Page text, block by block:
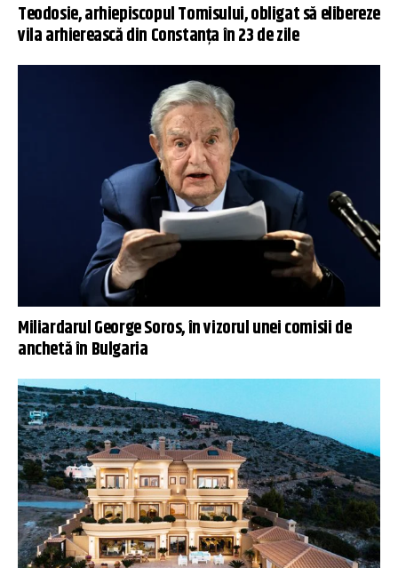
Teodosie, arhiepiscopul Tomisului, obligat să elibereze
vila arhierească din Constanța în 23 de zile
Miliardarul George Soros, în vizorul unei comisii de
anchetă în Bulgaria